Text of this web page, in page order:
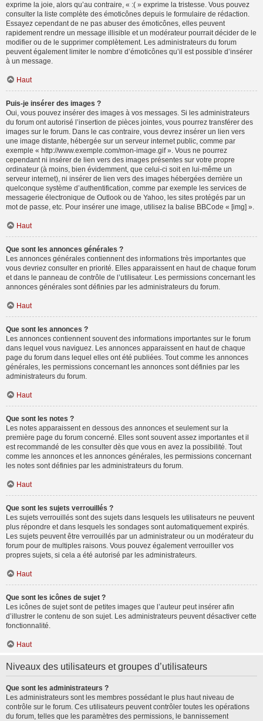
exprime la joie, alors qu’au contraire, « :( » exprime la tristesse. Vous pouvez
consulter la liste complète des émoticônes depuis le formulaire de rédaction.
Essayez cependant de ne pas abuser des émoticônes, elles peuvent
rapidement rendre un message illisible et un modérateur pourrait décider de le
modifier ou de le supprimer complètement. Les administrateurs du forum
peuvent également limiter le nombre d’émoticônes qu’il est possible d’insérer
à un message.
Haut
Puis-je insérer des images ?
Oui, vous pouvez insérer des images à vos messages. Si les administrateurs
du forum ont autorisé l’insertion de pièces jointes, vous pourrez transférer des
images sur le forum. Dans le cas contraire, vous devrez insérer un lien vers
une image distante, hébergée sur un serveur internet public, comme par
exemple « http://www.exemple.com/mon-image.gif ». Vous ne pourrez
cependant ni insérer de lien vers des images présentes sur votre propre
ordinateur (à moins, bien évidemment, que celui-ci soit en lui-même un
serveur internet), ni insérer de lien vers des images hébergées derrière un
quelconque système d’authentification, comme par exemple les services de
messagerie électronique de Outlook ou de Yahoo, les sites protégés par un
mot de passe, etc. Pour insérer une image, utilisez la balise BBCode « [img] ».
Haut
Que sont les annonces générales ?
Les annonces générales contiennent des informations très importantes que
vous devriez consulter en priorité. Elles apparaissent en haut de chaque forum
et dans le panneau de contrôle de l’utilisateur. Les permissions concernant les
annonces générales sont définies par les administrateurs du forum.
Haut
Que sont les annonces ?
Les annonces contiennent souvent des informations importantes sur le forum
dans lequel vous naviguez. Les annonces apparaissent en haut de chaque
page du forum dans lequel elles ont été publiées. Tout comme les annonces
générales, les permissions concernant les annonces sont définies par les
administrateurs du forum.
Haut
Que sont les notes ?
Les notes apparaissent en dessous des annonces et seulement sur la
première page du forum concerné. Elles sont souvent assez importantes et il
est recommandé de les consulter dès que vous en avez la possibilité. Tout
comme les annonces et les annonces générales, les permissions concernant
les notes sont définies par les administrateurs du forum.
Haut
Que sont les sujets verrouillés ?
Les sujets verrouillés sont des sujets dans lesquels les utilisateurs ne peuvent
plus répondre et dans lesquels les sondages sont automatiquement expirés.
Les sujets peuvent être verrouillés par un administrateur ou un modérateur du
forum pour de multiples raisons. Vous pouvez également verrouiller vos
propres sujets, si cela a été autorisé par les administrateurs.
Haut
Que sont les icônes de sujet ?
Les icônes de sujet sont de petites images que l’auteur peut insérer afin
d’illustrer le contenu de son sujet. Les administrateurs peuvent désactiver cette
fonctionnalité.
Haut
Niveaux des utilisateurs et groupes d’utilisateurs
Que sont les administrateurs ?
Les administrateurs sont les membres possédant le plus haut niveau de
contrôle sur le forum. Ces utilisateurs peuvent contrôler toutes les opérations
du forum, telles que les paramètres des permissions, le bannissement